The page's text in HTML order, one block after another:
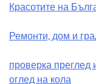
Красотите на
Ремонти, дом и
проверка преглед
оглед на кола